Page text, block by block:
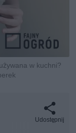
w kuchni?
Udostępnij